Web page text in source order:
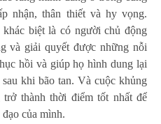
nhận, thân thiết và hy vọng.
biệt là có người chủ động
và giải quyết được những nỗi
hồi và giúp họ hình dung lại
khi bão tan. Và cuộc khủng
thành thời điểm tốt nhất để
của mình.